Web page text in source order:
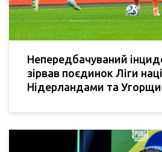
Непередбачуваний
зірвав поєдинок Ліги
Нідерландами та